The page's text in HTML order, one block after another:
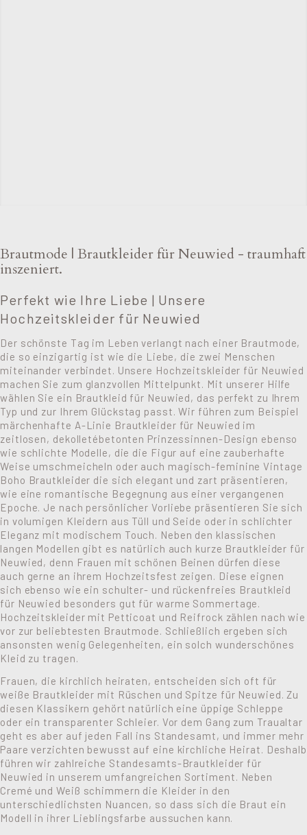
Brautmode | Brautkleider für Neuwied - traumhaft
inszeniert.
Perfekt wie Ihre Liebe | Unsere
Hochzeitskleider für Neuwied
Der schönste Tag im Leben verlangt nach einer Brautmode,
die so einzigartig ist wie die Liebe, die zwei Menschen
miteinander verbindet. Unsere Hochzeitskleider für Neuwied
machen Sie zum glanzvollen Mittelpunkt. Mit unserer Hilfe
wählen Sie ein Brautkleid für Neuwied, das perfekt zu Ihrem
Typ und zur Ihrem Glückstag passt. Wir führen zum Beispiel
märchenhafte A-Linie Brautkleider für Neuwied im
zeitlosen, dekolletébetonten Prinzessinnen-Design ebenso
wie schlichte Modelle, die die Figur auf eine zauberhafte
Weise umschmeicheln oder auch magisch-feminine Vintage
Boho Brautkleider die sich elegant und zart präsentieren,
wie eine romantische Begegnung aus einer vergangenen
Epoche. Je nach persönlicher Vorliebe präsentieren Sie sich
in volumigen Kleidern aus Tüll und Seide oder in schlichter
Eleganz mit modischem Touch. Neben den klassischen
langen Modellen gibt es natürlich auch kurze Brautkleider für
Neuwied, denn Frauen mit schönen Beinen dürfen diese
auch gerne an ihrem Hochzeitsfest zeigen. Diese eignen
sich ebenso wie ein schulter- und rückenfreies Brautkleid
für Neuwied besonders gut für warme Sommertage.
Hochzeitskleider mit Petticoat und Reifrock zählen nach wie
vor zur beliebtesten Brautmode. Schließlich ergeben sich
ansonsten wenig Gelegenheiten, ein solch wunderschönes
Kleid zu tragen.
Frauen, die kirchlich heiraten, entscheiden sich oft für
weiße Brautkleider mit Rüschen und Spitze für Neuwied. Zu
diesen Klassikern gehört natürlich eine üppige Schleppe
oder ein transparenter Schleier. Vor dem Gang zum Traualtar
geht es aber auf jeden Fall ins Standesamt, und immer mehr
Paare verzichten bewusst auf eine kirchliche Heirat. Deshalb
führen wir zahlreiche Standesamts-Brautkleider für
Neuwied in unserem umfangreichen Sortiment. Neben
Cremé und Weiß schimmern die Kleider in den
unterschiedlichsten Nuancen, so dass sich die Braut ein
Modell in ihrer Lieblingsfarbe aussuchen kann.